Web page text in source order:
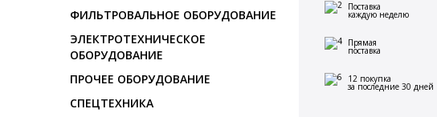
ФИЛЬТРОВАЛЬНОЕ ОБОРУДОВАНИЕ
ЭЛЕКТРОТЕХНИЧЕСКОЕ
ОБОРУДОВАНИЕ
ПРОЧЕЕ ОБОРУДОВАНИЕ
СПЕЦТЕХНИКА
Поставка
каждую неделю
Прямая
поставка
12 покупка
за последние 30 дней